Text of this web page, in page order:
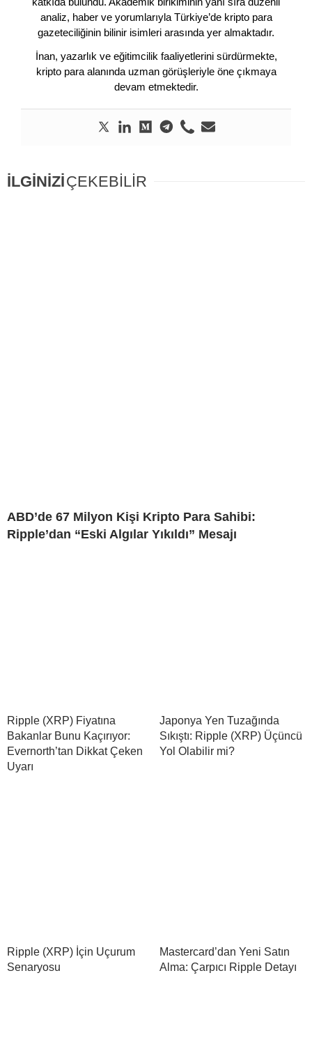
analiz, haber ve yorumlarıyla Türkiye’de kripto para
gazeteciliğinin bilinir isimleri arasında yer almaktadır.
İnan, yazarlık ve eğitimcilik faaliyetlerini sürdürmekte,
kripto para alanında uzman görüşleriyle öne çıkmaya
devam etmektedir.
İLGİNİZİÇEKEBİLİR
ABD’de 67 Milyon Kişi Kripto Para Sahibi:
Ripple’dan “Eski Algılar Yıkıldı” Mesajı
Ripple (XRP) Fiyatına
Bakanlar Bunu Kaçırıyor:
Evernorth’tan Dikkat Çeken
Uyarı
Japonya Yen Tuzağında
Sıkıştı: Ripple (XRP) Üçüncü
Yol Olabilir mi?
Ripple (XRP) İçin Uçurum
Senaryosu
Mastercard’dan Yeni Satın
Alma: Çarpıcı Ripple Detayı